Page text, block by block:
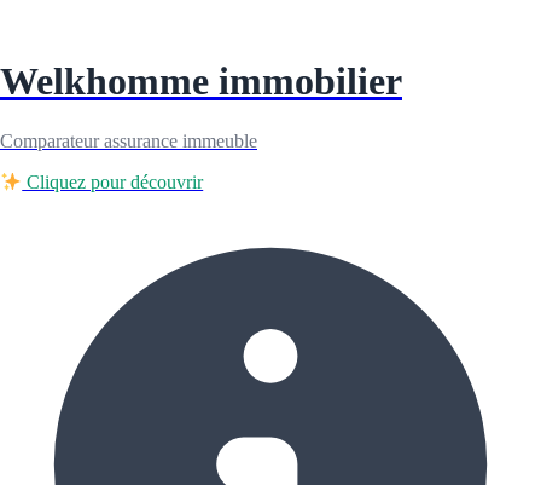
Welkhomme immobilier
Comparateur assurance immeuble
Cliquez pour découvrir